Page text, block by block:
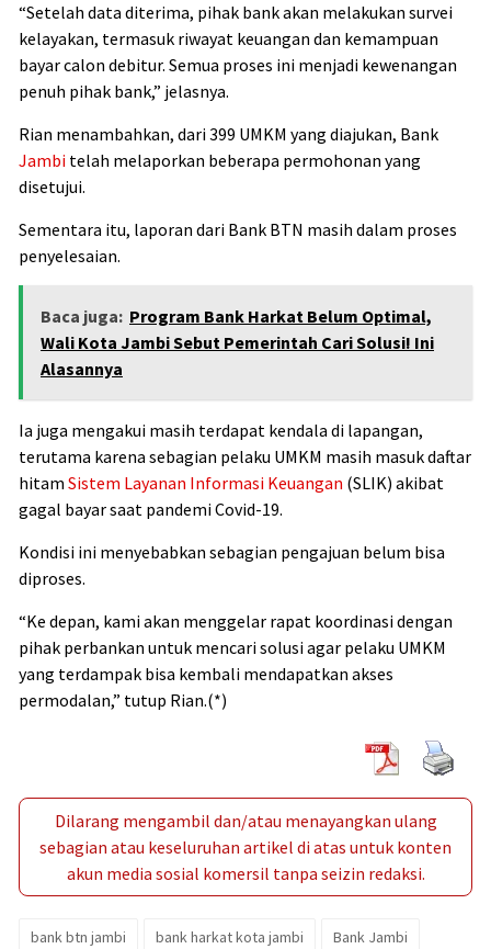
“Setelah data diterima, pihak bank akan melakukan survei
kelayakan, termasuk riwayat keuangan dan kemampuan
bayar calon debitur. Semua proses ini menjadi kewenangan
penuh pihak bank,” jelasnya.
Rian menambahkan, dari 399 UMKM yang diajukan, Bank
Jambi telah melaporkan beberapa permohonan yang
disetujui.
Sementara itu, laporan dari Bank BTN masih dalam proses
penyelesaian.
Baca juga: Program Bank Harkat Belum Optimal,
Wali Kota Jambi Sebut Pemerintah Cari Solusi! Ini
Alasannya
Ia juga mengakui masih terdapat kendala di lapangan,
terutama karena sebagian pelaku UMKM masih masuk daftar
hitam Sistem Layanan Informasi Keuangan (SLIK) akibat
gagal bayar saat pandemi Covid-19.
Kondisi ini menyebabkan sebagian pengajuan belum bisa
diproses.
“Ke depan, kami akan menggelar rapat koordinasi dengan
pihak perbankan untuk mencari solusi agar pelaku UMKM
yang terdampak bisa kembali mendapatkan akses
permodalan,” tutup Rian.(*)
Dilarang mengambil dan/atau menayangkan ulang
sebagian atau keseluruhan artikel di atas untuk konten
akun media sosial komersil tanpa seizin redaksi.
bank btn jambi bank harkat kota jambi Bank Jambi